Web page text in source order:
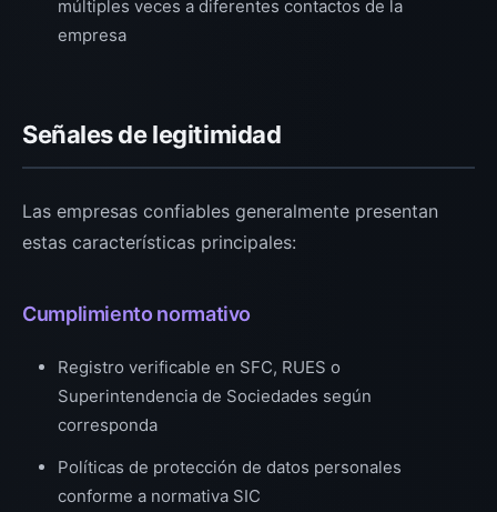
múltiples veces a diferentes contactos de la
empresa
Señales de legitimidad
Las empresas confiables generalmente presentan
estas características principales:
Cumplimiento normativo
Registro verificable en SFC, RUES o
Superintendencia de Sociedades según
corresponda
Políticas de protección de datos personales
conforme a normativa SIC